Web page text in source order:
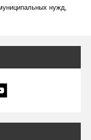
нужд,